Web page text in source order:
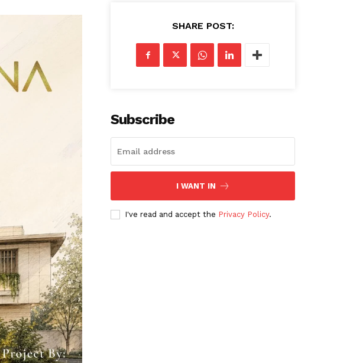
SHARE POST:
Subscribe
I WANT IN
I've read and accept the Privacy Policy.